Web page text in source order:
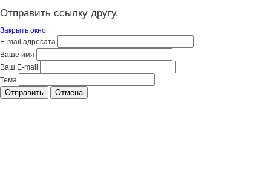
Отправить ссылку другу.
Закрыть окно
E-mail адресата
Ваше имя
Ваш E-mail
Тема
Отправить Отмена